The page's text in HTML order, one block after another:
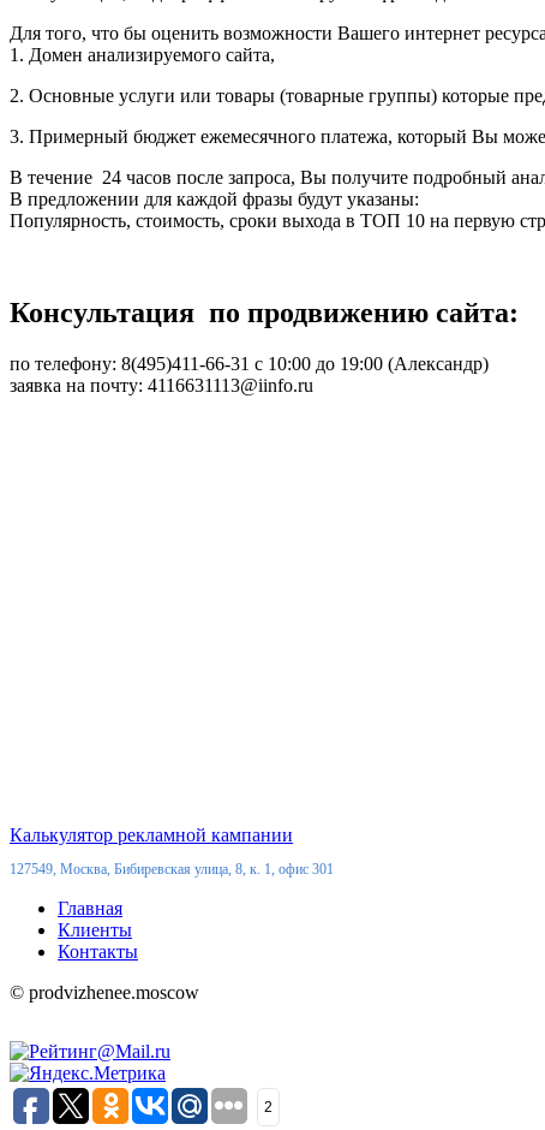
Для того, что бы оценить возможности Вашего интернет
1. Домен анализируемого сайта,
2. Основные услуги или товары (товарные группы) которые
3. Примерный бюджет ежемесячного платежа, который Вы
В течение 24 часов после запроса, Вы получите подробный
В предложении для каждой фразы будут указаны:
Популярность, стоимость, сроки выхода в ТОП 10 на первую
Консультация по продвижению сайта:
по телефону: 8(495)411-66-31 с 10:00 до 19:00 (Александр)
заявка на почту: 4116631113@iinfo.ru
Калькулятор рекламной кампании
127549, Москва, Бибиревская улица, 8, к. 1, офис 301
Главная
Клиенты
Контакты
© prodvizhenee.moscow
2